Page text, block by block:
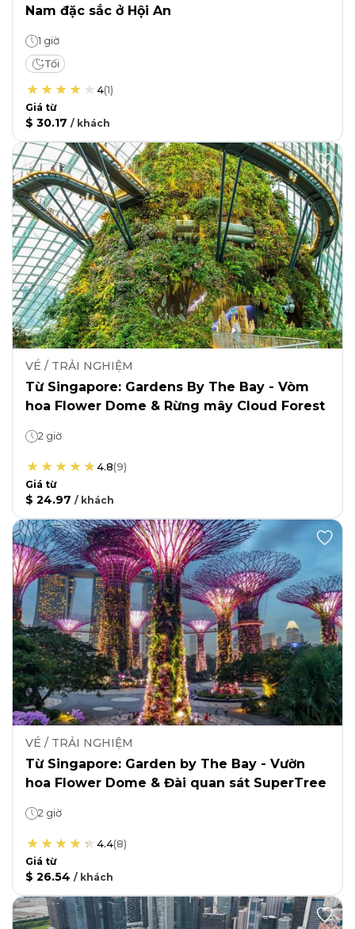
Nam đặc sắc ở Hội An
1 giờ
Tối
4(1)
Giá từ
$ 30.17 / khách
VÉ / TRẢI NGHIỆM
Từ Singapore: Gardens By The Bay - Vòm
hoa Flower Dome & Rừng mây Cloud Forest
2 giờ
4.8(9)
Giá từ
$ 24.97 / khách
VÉ / TRẢI NGHIỆM
Từ Singapore: Garden by The Bay - Vườn
hoa Flower Dome & Đài quan sát SuperTree
2 giờ
4.4(8)
Giá từ
$ 26.54 / khách